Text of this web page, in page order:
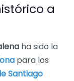
a
ha sido la
para los
Santiago